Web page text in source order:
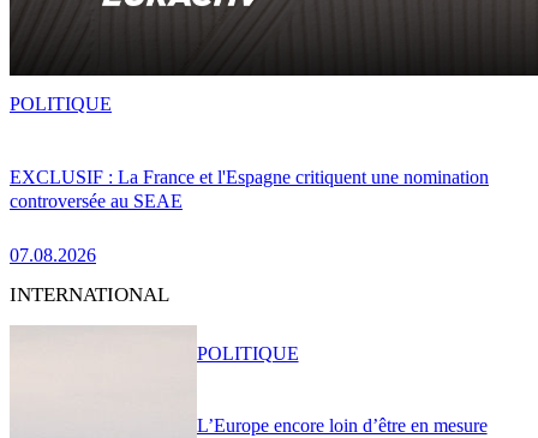
EXCLUSIF : La France et l'Espagne critiquent une nomination
controversée au SEAE
07.08.2026
POLITIQUE
INTERNATIONAL
L’Europe encore loin d’être en mesure
POLITIQUE